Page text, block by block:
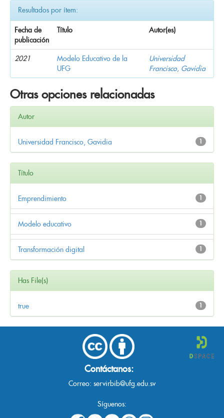
Resultados por ítem:
Fecha de
publicación
Título Autor(es)
2021
Modelo Educativo de la
UFG
Universidad
Francisco, Gavidia
Otras opciones relacionadas
Autor
1
Universidad Francisco, Gavidia
Título
1
Emprendimiento
1
Modelo educativo
1
Transformación digital
Has File(s)
1
true
Contáctanos:
Correo: servirbib@ufg.edu.sv
Síguenos: